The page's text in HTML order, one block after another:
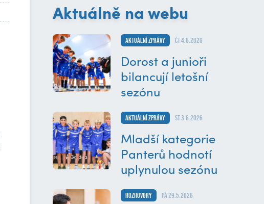
Aktuálně na webu
Aktuální zprávy čt 4.6.2026
Dorost a junioři
bilancují letošní
sezónu
Aktuální zprávy st 3.6.2026
Mladší kategorie
Panterů hodnotí
uplynulou sezónu
Rozhovory pá 29.5.2026